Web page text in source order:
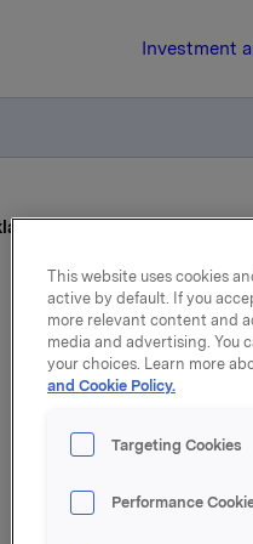
Investment
ASA: Korrigert melding
5
Orkla
vedr.
This website uses cookies
active by default. If you
more relevant content and
media and advertising. You
your choices. Learn more
and Cookie Policy.
Targeting Cookies
Performance